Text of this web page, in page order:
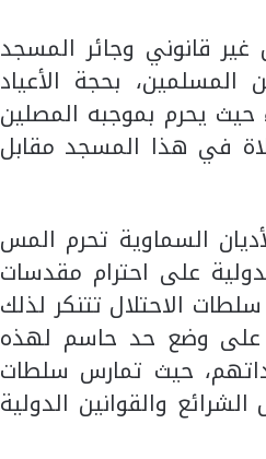
قانوني وجائر المسجد
المسلمين، بحجة الأعياد
حيث يحرم بموجبه المصلين
في هذا المسجد مقابل
السماوية تحرم المس
على احترام مقدسات
الاحتلال تتنكر لذلك
على وضع حد حاسم لهذه
حيث تمارس سلطات
والقوانين الدولية